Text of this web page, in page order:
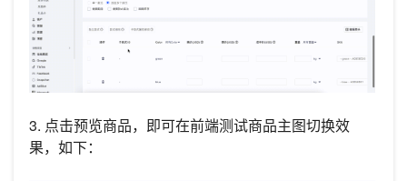
3. 点击预览商品，即可在前端测试商品主图切换效
果，如下：